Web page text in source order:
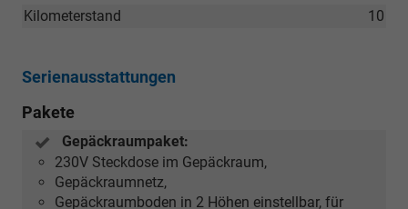
10
Kilometerstand
Serienausstattungen
Pakete
Gepäckraumpaket:
230V Steckdose im Gepäckraum,
Gepäckraumnetz,
Gepäckraumboden in 2 Höhen einstellbar, für